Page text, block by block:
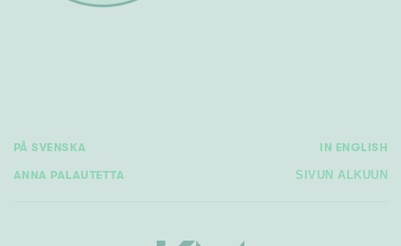
PÅ SVENSKA IN ENGLISH
ANNA PALAUTETTA SIVUN ALKUUN